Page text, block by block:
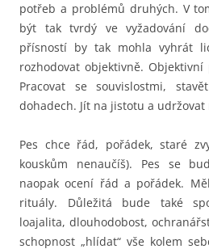
potřeb a problémů druhých. V
být tak tvrdý ve vyžadování
přísností by tak mohla vyhrát
rozhodovat objektivně.
Pracovat se souvislostmi,
dohadech. Jít na jistotu a udržovat
Pes chce řád, pořádek, staré
kouskům nenaučíš). Pes se
naopak ocení řád a pořádek.
rituály. Důležitá bude také
loajalita, dlouhodobost,
schopnost „hlídat“ vše kolem